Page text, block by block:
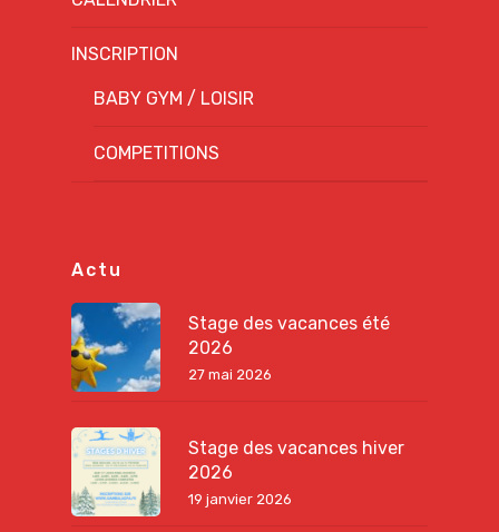
INSCRIPTION
BABY GYM / LOISIR
COMPETITIONS
Actu
Stage des vacances été
2026
27 mai 2026
Stage des vacances hiver
2026
19 janvier 2026